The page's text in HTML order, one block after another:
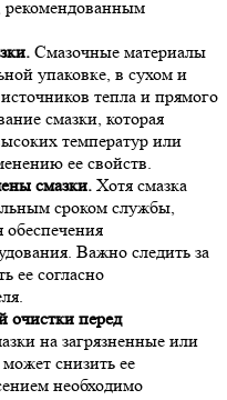
Смазочные материалы
упаковке, в сухом и
тепла и прямого
смазки, которая
температур или
ее свойств.
смазки. Хотя смазка
сроком службы,
обеспечения
Важно следить за
ее согласно
очистки перед
на загрязненные или
снизить ее
необходимо